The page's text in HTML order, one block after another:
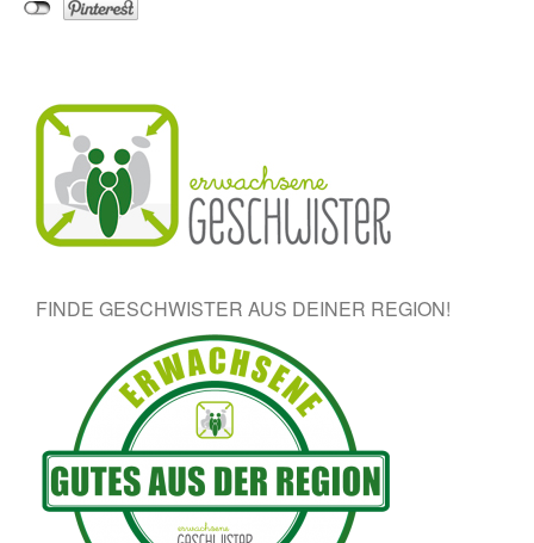
FINDE GESCHWISTER AUS DEINER REGION!